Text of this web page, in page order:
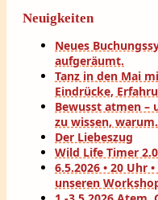
Neuigkeiten
Neues
aufgeräumt.
Tanz in den Mai
Eindrücke,
Bewusst atmen –
zu wissen, warum.
Der Liebeszug
Wild Life Timer
6.5.2026 • 20 Uhr
unseren